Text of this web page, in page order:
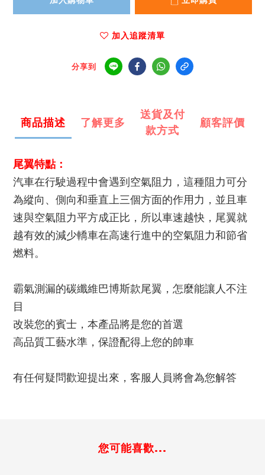
加入追蹤清單
分享到
商品描述 了解更多
送貨及付
款方式
顧客評價
尾翼特點：
汽車在行駛過程中會遇到空氣阻力，這種阻力可分
為縱向、側向和垂直上三個方面的作用力，並且車
速與空氣阻力平方成正比，所以車速越快，尾翼就
越有效的減少轎車在高速行進中的空氣阻力和節省
燃料。
霸氣測漏的碳纖維巴博斯款尾翼，怎麼能讓人不注
目
改裝您的賓士，本產品將是您的首選
高品質工藝水準，保證配得上您的帥車
有任何疑問歡迎提出來，客服人員將會為您解答
您可能喜歡...